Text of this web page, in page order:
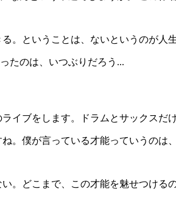
。ということは、ないというのが人生
たのは、いつぶりだろう...
イブをします。ドラムとサックスだ
。僕が言っている才能っていうのは
。どこまで、この才能を魅せつける